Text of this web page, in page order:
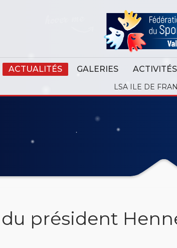
ACTUALITÉS GALERIES
LSA ILE DE
président